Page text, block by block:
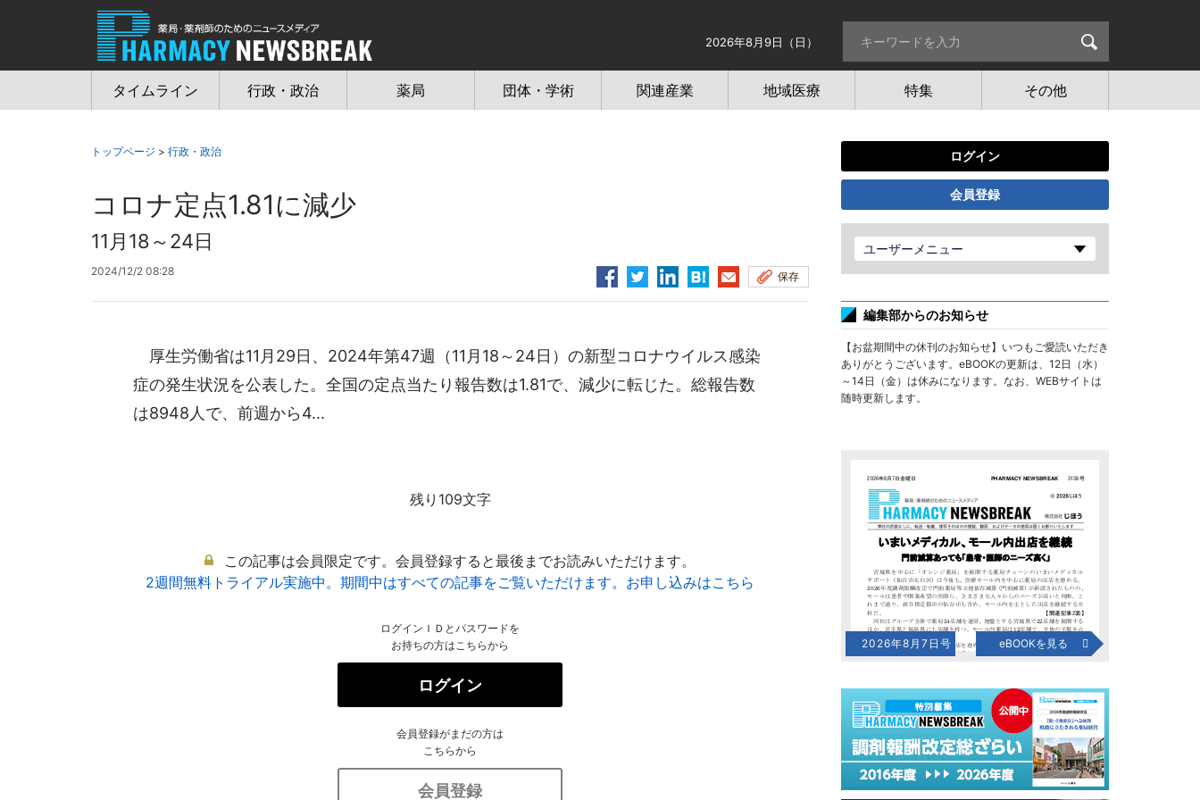
2026年8月9日（日）
タイムライン 行政・政治 薬局 団体・学術 関連産業 地域医療 特集 その他
トップページ > 行政・政治
コロナ定点1.81に減少
11月18～24日
2024/12/2 08:28 保存
厚生労働省は11月29日、2024年第47週（11月18～24日）の新型コロナウイルス感染
症の発生状況を公表した。全国の定点当たり報告数は1.81で、減少に転じた。総報告数
は8948人で、前週から4...
残り109文字
この記事は会員限定です。会員登録すると最後までお読みいただけます。
2週間無料トライアル実施中。期間中はすべての記事をご覧いただけます。お申し込みはこちら
ログインＩＤとパスワードを
お持ちの方はこちらから
ログイン
会員登録がまだの方は
こちらから
会員登録
ログイン
会員登録
ユーザーメニュー
編集部からのお知らせ
【お盆期間中の休刊のお知らせ】いつもご愛読いただき
ありがとうございます。eBOOKの更新は、12日（水）
～14日（金）は休みになります。なお、WEBサイトは
随時更新します。
2026年8月7日号 eBOOKを見る